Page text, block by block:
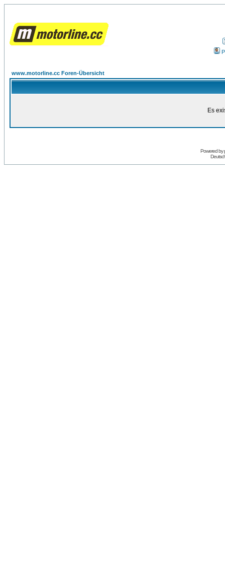
www.motorline.cc Foren-Übersicht
Es
Powered by